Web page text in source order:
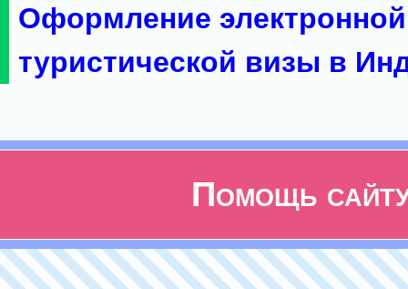
Оформление электронной
туристической визы в
Помощь